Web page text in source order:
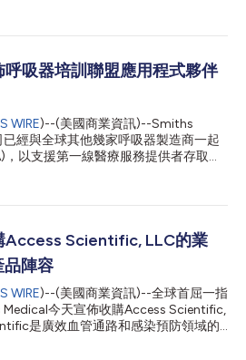
news/home/20210616005888
定針頭胰島素注射器 28Gx1/2” 1CC
1 Jelco® Hypodermic Needle-Pro®
2” 1CC 4014096、4031846、
、4046545、4046546、
和4062242 請參閱附圖以瞭解
記。 該問題可...
吸器培訓聯盟應用程式夥伴
WIRE)--(美國商業資訊)--Smiths
經與全球其他幾家呼吸器製造商一起
以支援第一線醫療服務提供者存取集
Medical很榮幸能夠透過Allego應
命的基礎。在這一關鍵時刻，我們瞭解
獲得呼吸器資訊，而該應用程式有助於
。」 該VTA應用程式連結呼吸治療師、
聯盟成員公司的呼吸器培訓資源。該應
和故障排除指南，這些資訊對於治療罹
病患至關重要。 對於因嚴重疾病而需
19），呼吸器在病患管理中扮演
Scientific, LLC的業
品陣容
WIRE)--(美國商業資訊)--全球首屈一指
今天宣佈收購Access Scientific,
是廣效血管通路和感染預防領域的